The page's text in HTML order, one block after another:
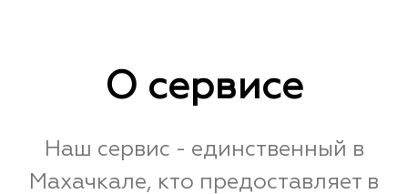
О сервисе
Наш сервис - единственный в
Махачкале, кто предоставляет в